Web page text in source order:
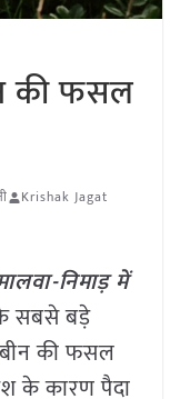
की फसल
Krishak Jagat
निमाड़ में
सबसे बड़े
की फसल
के कारण पैदा